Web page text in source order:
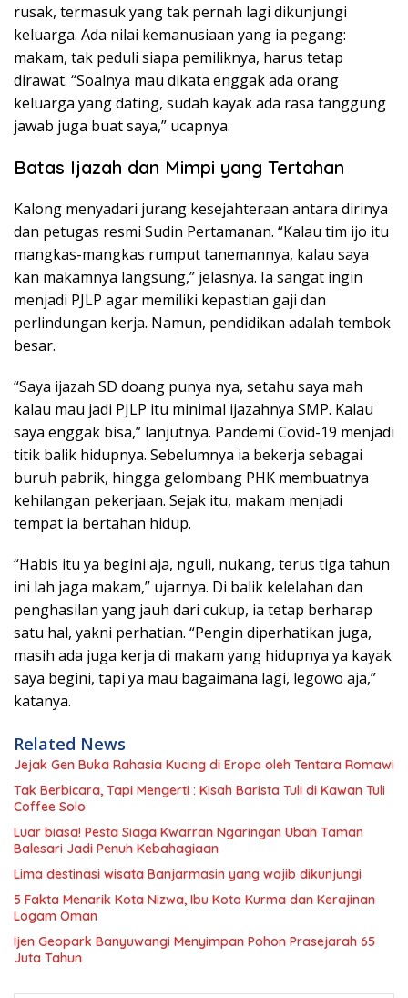
rusak, termasuk yang tak pernah lagi dikunjungi
keluarga. Ada nilai kemanusiaan yang ia pegang:
makam, tak peduli siapa pemiliknya, harus tetap
dirawat. “Soalnya mau dikata enggak ada orang
keluarga yang dating, sudah kayak ada rasa tanggung
jawab juga buat saya,” ucapnya.
Batas Ijazah dan Mimpi yang Tertahan
Kalong menyadari jurang kesejahteraan antara dirinya
dan petugas resmi Sudin Pertamanan. “Kalau tim ijo itu
mangkas-mangkas rumput tanemannya, kalau saya
kan makamnya langsung,” jelasnya. Ia sangat ingin
menjadi PJLP agar memiliki kepastian gaji dan
perlindungan kerja. Namun, pendidikan adalah tembok
besar.
“Saya ijazah SD doang punya nya, setahu saya mah
kalau mau jadi PJLP itu minimal ijazahnya SMP. Kalau
saya enggak bisa,” lanjutnya. Pandemi Covid-19 menjadi
titik balik hidupnya. Sebelumnya ia bekerja sebagai
buruh pabrik, hingga gelombang PHK membuatnya
kehilangan pekerjaan. Sejak itu, makam menjadi
tempat ia bertahan hidup.
“Habis itu ya begini aja, nguli, nukang, terus tiga tahun
ini lah jaga makam,” ujarnya. Di balik kelelahan dan
penghasilan yang jauh dari cukup, ia tetap berharap
satu hal, yakni perhatian. “Pengin diperhatikan juga,
masih ada juga kerja di makam yang hidupnya ya kayak
saya begini, tapi ya mau bagaimana lagi, legowo aja,”
katanya.
Related News
Jejak Gen Buka Rahasia Kucing di Eropa oleh Tentara Romawi
Tak Berbicara, Tapi Mengerti : Kisah Barista Tuli di Kawan Tuli
Coffee Solo
Luar biasa! Pesta Siaga Kwarran Ngaringan Ubah Taman
Balesari Jadi Penuh Kebahagiaan
Lima destinasi wisata Banjarmasin yang wajib dikunjungi
5 Fakta Menarik Kota Nizwa, Ibu Kota Kurma dan Kerajinan
Logam Oman
Ijen Geopark Banyuwangi Menyimpan Pohon Prasejarah 65
Juta Tahun